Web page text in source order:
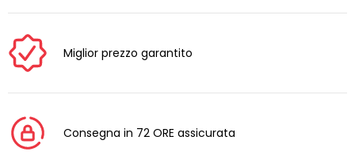
Miglior prezzo garantito
Consegna in 72 ORE assicurata